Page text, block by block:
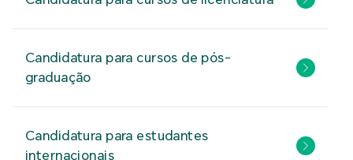
Candidatura para cursos de pós-
graduação
Candidatura para estudantes
internacionais